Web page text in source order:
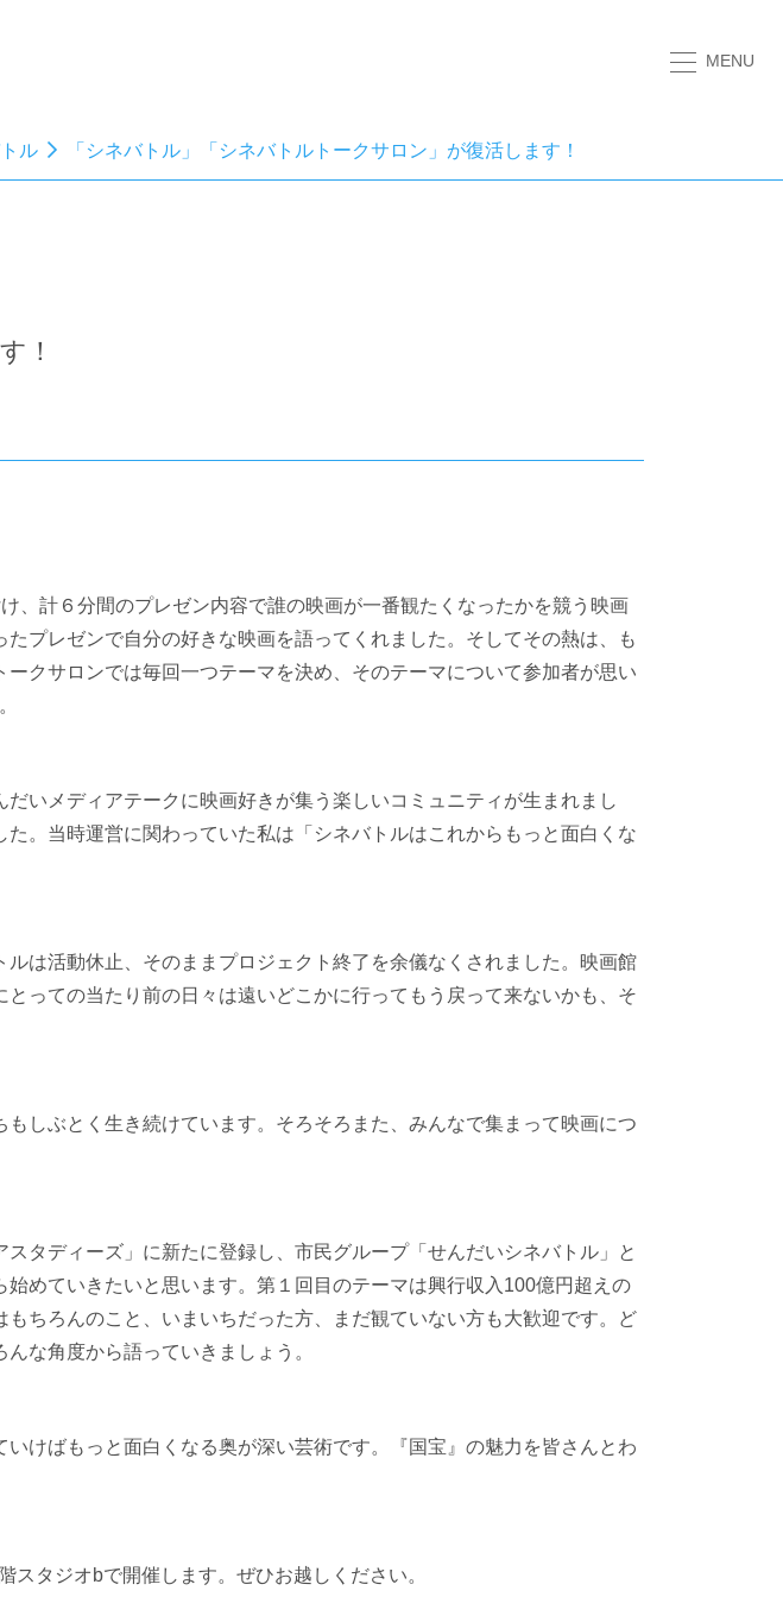
MENU
ル 「シネバトル」「シネバトルトークサロン」が復活します！
！
、計６分間のプレゼン内容で誰の映画が一番観たくなったかを競う映画
プレゼンで自分の好きな映画を語ってくれました。そしてその熱は、も
クサロンでは毎回一つテーマを決め、そのテーマについて参加者が思い
いメディアテークに映画好きが集う楽しいコミュニティが生まれまし
。当時運営に関わっていた私は「シネバトルはこれからもっと面白くな
は活動休止、そのままプロジェクト終了を余儀なくされました。映画館
っての当たり前の日々は遠いどこかに行ってもう戻って来ないかも、そ
しぶとく生き続けています。そろそろまた、みんなで集まって映画につ
タディーズ」に新たに登録し、市民グループ「せんだいシネバトル」と
めていきたいと思います。第１回目のテーマは興行収入 100億円超えの
ちろんのこと、いまいちだった方、まだ観ていない方も大歓迎です。ど
な角度から語っていきましょう。
けばもっと面白くなる奥が深い芸術です。『国宝』の魅力を皆さんとわ
階スタジオ bで開催します。ぜひお越しください。